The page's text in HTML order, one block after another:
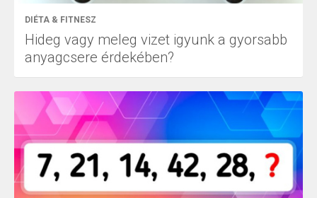
DIÉTA & FITNESZ
Hideg vagy meleg vizet igyunk a gyorsabb
anyagcsere érdekében?